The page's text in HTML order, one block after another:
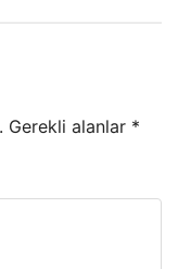
Gerekli alanlar *